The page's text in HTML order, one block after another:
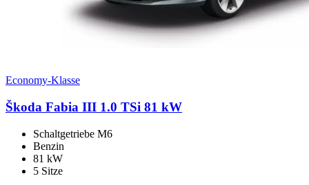
Economy-Klasse
Škoda Fabia III 1.0 TSi 81 kW
Schaltgetriebe M6
Benzin
81 kW
5 Sitze